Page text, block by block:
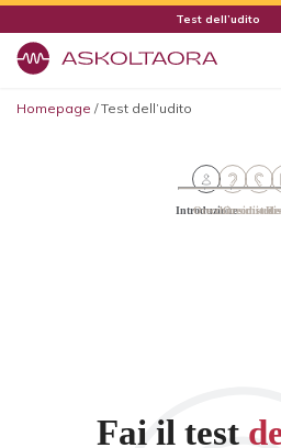
Test dell’udito
Homepage /Test dell’udito